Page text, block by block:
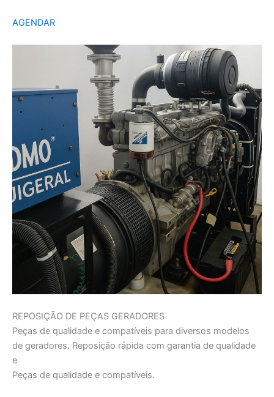
AGENDAR
REPOSIÇÃO DE PEÇAS GERADORES
Peças de qualidade e compatíveis para diversos modelos
de geradores. Reposição rápida com garantia de qualidade
e
Peças de qualidade e compatíveis.